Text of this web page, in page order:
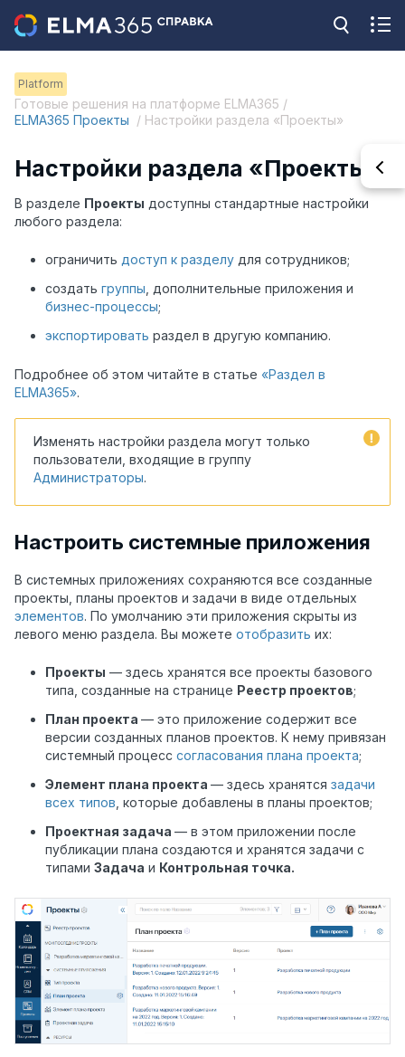
Platform
Готовые решения на платформе ELMA365 /
ELMA365 Проекты / Настройки раздела «Проекты»
Настройки раздела «Проекты»
В разделе Проекты доступны стандартные настройки
любого раздела:
ограничить доступ к разделу для сотрудников;
создать группы, дополнительные приложения и
бизнес-процессы;
экспортировать раздел в другую компанию.
Подробнее об этом читайте в статье «Раздел в
ELMA365».
Изменять настройки раздела могут только
пользователи, входящие в группу
Администраторы.
Настроить системные приложения
В системных приложениях сохраняются все созданные
проекты, планы проектов и задачи в виде отдельных
элементов. По умолчанию эти приложения скрыты из
левого меню раздела. Вы можете отобразить их:
Проекты — здесь хранятся все проекты базового
типа, созданные на странице Реестр проектов;
План проекта — это приложение содержит все
версии созданных планов проектов. К нему привязан
системный процесс согласования плана проекта;
Элемент плана проекта — здесь хранятся задачи
всех типов , которые добавлены в планы проектов;
Проектная задача — в этом приложении после
публикации плана создаются и хранятся задачи с
типами Задача и Контрольная точка.